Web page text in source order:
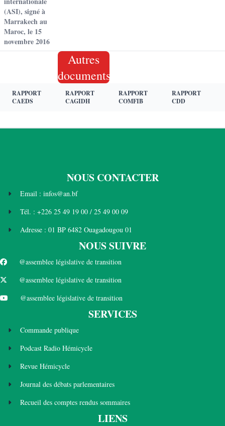
(ASI), signé à
Marrakech au
Maroc, le 15
novembre 2016
Autres
documents
RAPPORT
CAEDS
RAPPORT
CAGIDH
RAPPORT
COMFIB
RAPPORT
CDD
NOUS CONTACTER
Email : infos@an.bf
Tél. : +226 25 49 19 00 / 25 49 00 09
Adresse : 01 BP 6482 Ouagadougou 01
NOUS SUIVRE
@assemblee législative de transition
@assemblee législative de transition
@assemblee législative de transition
SERVICES
Commande publique
Podcast Radio Hémicycle
Revue Hémicycle
Journal des débats parlementaires
Recueil des comptes rendus sommaires
LIENS